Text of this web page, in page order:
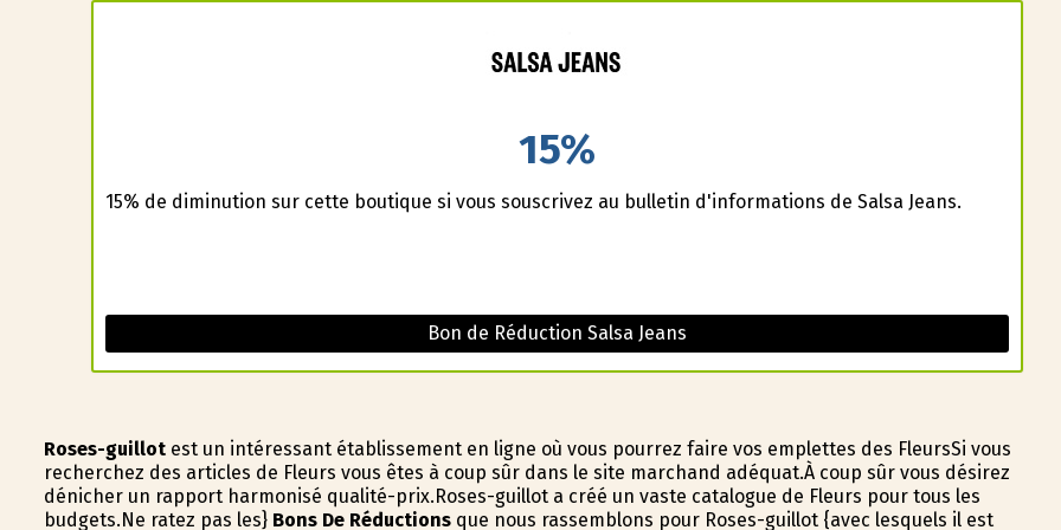
15%
15% de diminution sur cette boutique si vous souscrivez au bulletin d'informations de Salsa Jeans.
Bon de Réduction Salsa Jeans
Roses-guillotest un intéressant établissement en ligne où vous pourrez faire vos emplettes des FleursSi vous
recherchez des articles de Fleurs vous êtes à coup sûr dans le site marchand adéquat.À coup sûr vous désirez
dénicher un rapport harmonisé qualité-prix.Roses-guillot a créé un vaste catalogue de Fleurs pour tous les
budgets.Ne ratez pas les} Bons De Réductionsque nous rassemblons pour Roses-guillot {avec lesquels il est